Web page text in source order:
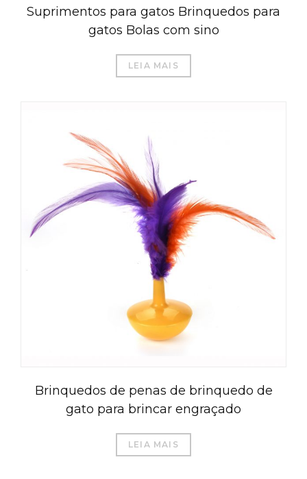
Suprimentos para gatos Brinquedos para
gatos Bolas com sino
LEIA MAIS
Brinquedos de penas de brinquedo de
gato para brincar engraçado
LEIA MAISItaliano
Русский
Türkçe
Čeština
العربية